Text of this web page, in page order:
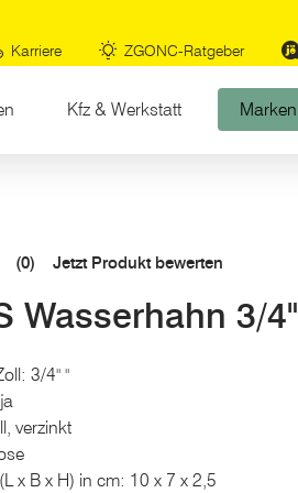
Karriere ZGONC-Ratgeber
Kfz & Werkstatt Marken
(0) Jetzt Produkt bewerten
Wasserhahn 3/4"
3/4" "
verzinkt
x B x H) in cm: 10 x 7 x 2,5